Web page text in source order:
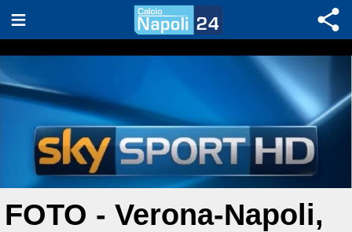
FOTO - Verona-Napoli,